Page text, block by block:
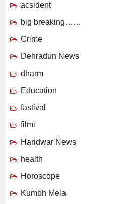
acsident
big breaking……
Crime
Dehradun News
dharm
Education
fastival
filmi
Haridwar News
health
Horoscope
Kumbh Mela